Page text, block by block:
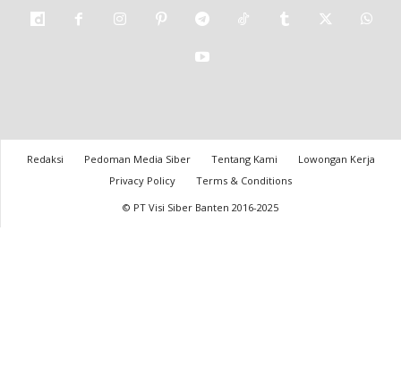
Redaksi Pedoman Media Siber Tentang Kami
Lowongan Kerja
Privacy Policy
Terms & Conditions
© PT Visi Siber Banten 2016-2025